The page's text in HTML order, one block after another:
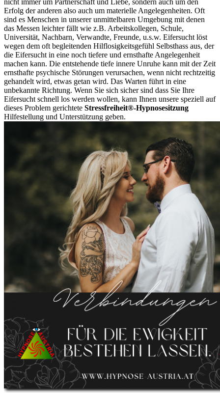
Erfolg der anderen also auch um materielle Angelegenheiten. Oft
sind es Menschen in unserer unmittelbaren Umgebung mit denen
das Messen leichter fällt wie z.B. Arbeitskollegen, Schule,
Universität, Nachbarn, Verwandte, Freunde, u.s.w. Eifersucht löst
wegen dem oft begleitenden Hilflosigkeitsgefühl Selbsthass aus, der
die Eifersucht in eine noch tiefere und ernsthafte Angelegenheit
machen kann. Die entstehende tiefe innere Unruhe kann mit der Zeit
ernsthafte psychische Störungen verursachen, wenn nicht rechtzeitig
gehandelt wird, etwas getan wird. Das Warten führt in eine
unbekannte Richtung. Wenn Sie sich sicher sind dass Sie Ihre
Eifersucht schnell los werden wollen, kann Ihnen unsere speziell auf
dieses Problem gerichtete Stressfreiheit®-Hypnosesitzung
Hilfestellung und Unterstützung geben.